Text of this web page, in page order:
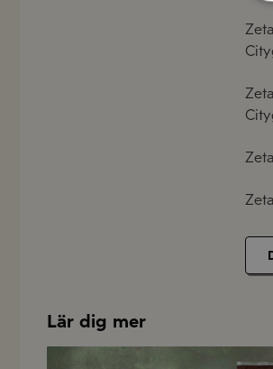
Lär dig mer